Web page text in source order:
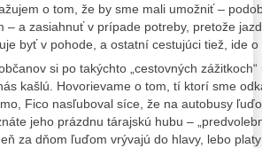
o tom, že by sme mali umožniť –
– a zasiahnuť v prípade potreby, pretože
byť v pohode, a ostatní cestujúci tiež, ide
si po takýchto „cestovných
kašlú. Hovorievame o tom, tí ktorí sme
Fico nasľuboval síce, že na autobusy
jeho prázdnu tárajskú hubu –
za dňom ľuďom vrývajú do hlavy, lebo